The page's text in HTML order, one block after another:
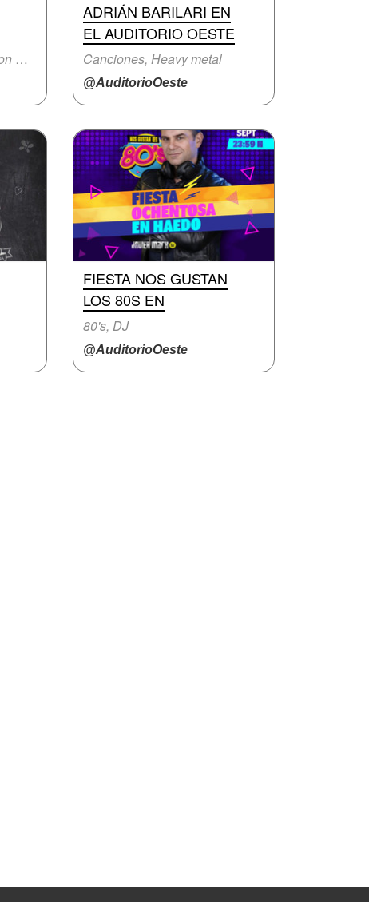
Festival musical, Fiesta con música en vivo
ADRIÁN BARILARI EN
EL AUDITORIO OESTE
Canciones, Heavy metal
@AuditorioOeste
FIESTA NOS GUSTAN
LOS 80S EN
80's, DJ
@AuditorioOeste